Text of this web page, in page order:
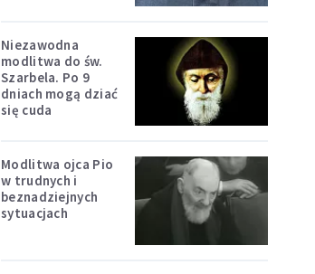
Niezawodna
modlitwa do św.
Szarbela. Po 9
dniach mogą dziać
się cuda
Modlitwa ojca Pio
w trudnych i
beznadziejnych
sytuacjach